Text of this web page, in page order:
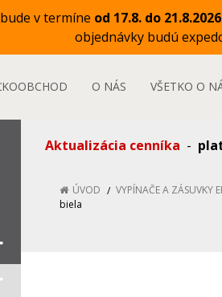
v termíne od 17.8. do 21.8.2026
objednávky budú
O NÁS VŠETKO O
Aktualizácia cenníka -
ÚVOD VYPÍNAČE A ZÁSUVKY
biela